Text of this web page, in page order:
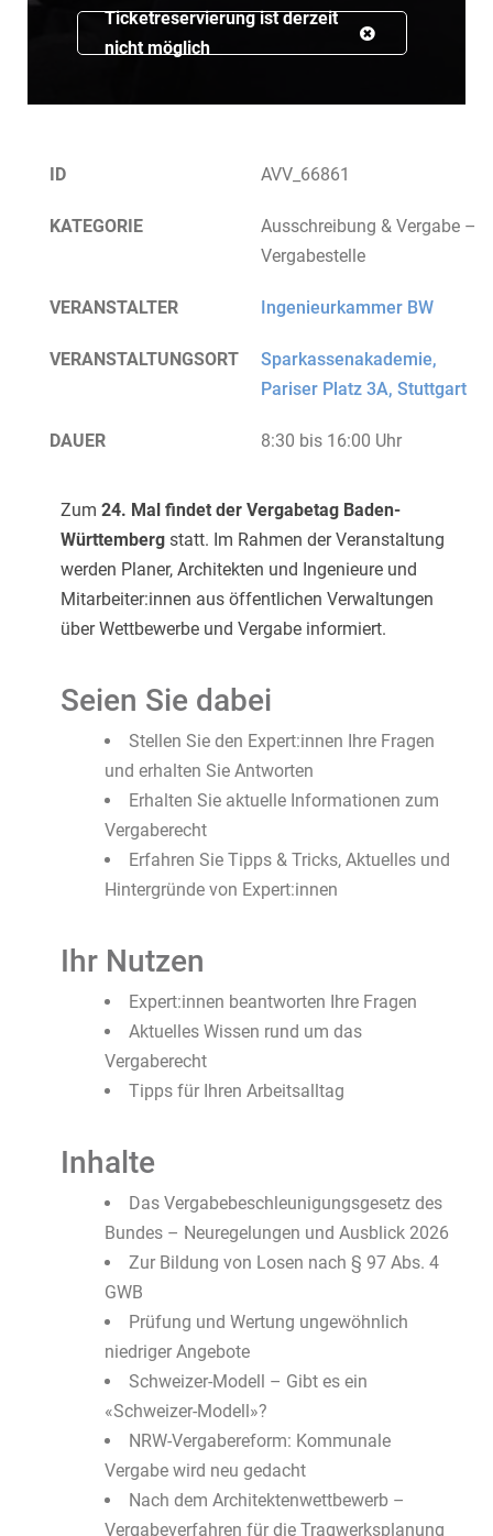
Ticketreservierung ist derzeit
nicht möglich
ID AVV_66861
KATEGORIE
Ausschreibung & Vergabe –
Vergabestelle
VERANSTALTER Ingenieurkammer BW
VERANSTALTUNGSORT
Sparkassenakademie,
Pariser Platz 3A, Stuttgart
DAUER 8:30 bis 16:00 Uhr
Zum 24. Mal findet der Vergabetag Baden-
Württemberg statt. Im Rahmen der Veranstaltung
werden Planer, Architekten und Ingenieure und
Mitarbeiter:innen aus öffentlichen Verwaltungen
über Wettbewerbe und Vergabe informiert.
Seien Sie dabei
Stellen Sie den Expert:innen Ihre Fragen
und erhalten Sie Antworten
Erhalten Sie aktuelle Informationen zum
Vergaberecht
Erfahren Sie Tipps & Tricks, Aktuelles und
Hintergründe von Expert:innen
Ihr Nutzen
Expert:innen beantworten Ihre Fragen
Aktuelles Wissen rund um das
Vergaberecht
Tipps für Ihren Arbeitsalltag
Inhalte
Das Vergabebeschleunigungsgesetz des
Bundes – Neuregelungen und Ausblick 2026
Zur Bildung von Losen nach § 97 Abs. 4
GWB
Prüfung und Wertung ungewöhnlich
niedriger Angebote
Schweizer-Modell – Gibt es ein
«Schweizer-Modell»?
NRW-Vergabereform: Kommunale
Vergabe wird neu gedacht
Nach dem Architektenwettbewerb –
Vergabeverfahren für die Tragwerksplanung